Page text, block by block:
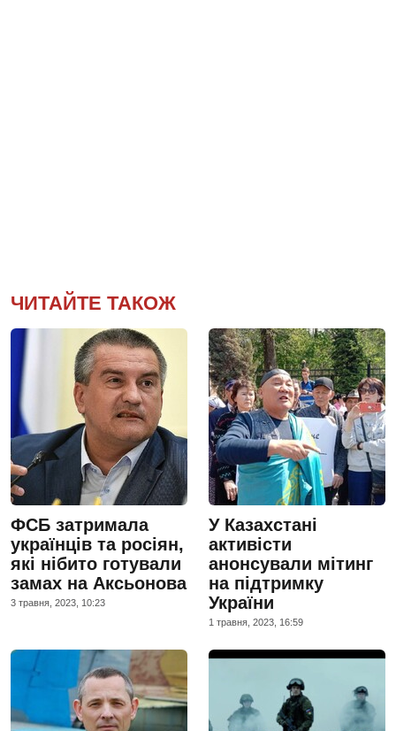
ЧИТАЙТЕ ТАКОЖ
ФСБ затримала
українців та росіян,
які нібито готували
замах на Аксьонова
3 травня, 2023, 10:23
У Казахстані
активісти
анонсували мітинг
на підтримку
України
1 травня, 2023, 16:59